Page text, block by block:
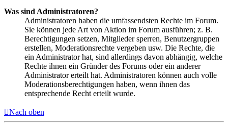
Was sind Administratoren?
Administratoren haben die umfassendsten Rechte im Forum.
Sie können jede Art von Aktion im Forum ausführen; z. B.
Berechtigungen setzen, Mitglieder sperren, Benutzergruppen
erstellen, Moderationsrechte vergeben usw. Die Rechte, die
ein Administrator hat, sind allerdings davon abhängig, welche
Rechte ihnen ein Gründer des Forums oder ein anderer
Administrator erteilt hat. Administratoren können auch volle
Moderationsberechtigungen haben, wenn ihnen das
entsprechende Recht erteilt wurde.
Nach oben